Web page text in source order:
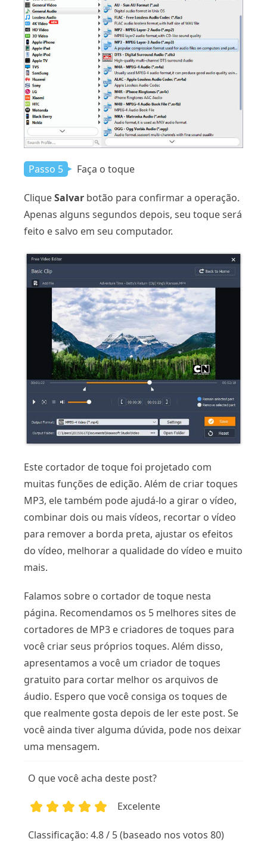
Passo 5 Faça o toque
CliqueSalvar botão para confirmar a operação.
Apenas alguns segundos depois, seu toque será
feito e salvo em seu computador.
Este cortador de toque foi projetado com
muitas funções de edição. Além de criar toques
MP3, ele também pode ajudá-lo a girar o vídeo,
combinar dois ou mais vídeos, recortar o vídeo
para remover a borda preta, ajustar os efeitos
do vídeo, melhorar a qualidade do vídeo e muito
mais.
Falamos sobre o cortador de toque nesta
página. Recomendamos os 5 melhores sites de
cortadores de MP3 e criadores de toques para
você criar seus próprios toques. Além disso,
apresentamos a você um criador de toques
gratuito para cortar melhor os arquivos de
áudio. Espero que você consiga os toques de
que realmente gosta depois de ler este post. Se
você ainda tiver alguma dúvida, pode nos deixar
uma mensagem.
O que você acha deste post?
Excelente
Classificação: 4.8 / 5 (baseado nos votos 80)